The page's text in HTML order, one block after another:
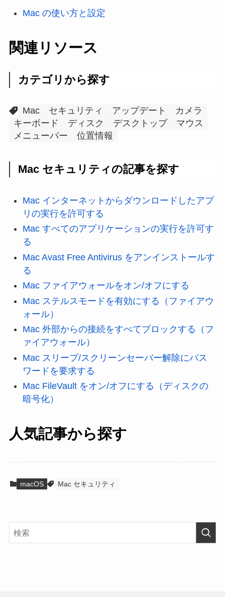
Mac の使い方と設定
関連リソース
カテゴリから探す
Mac セキュリティ アップデート
カメラ
キーボード
ディスク デスクトップ
マウス
メニューバー
位置情報
Mac セキュリティの記事を探す
Mac インターネットからダウンロードしたアプ
リの実行を許可する
Mac すべてのアプリケーションの実行を許可す
る
Mac Avast Free Antivirus をアンインストールす
る
Mac ファイアウォールをオン/オフにする
Mac ステルスモードを有効にする（ファイアウ
ォール）
Mac 外部からの接続をすべてブロックする（フ
ァイアウォール）
Mac スリープ/スクリーンセーバー解除にパス
ワードを要求する
Mac FileVault をオン/オフにする（ディスクの
暗号化）
人気記事から探す
macOS Mac セキュリティ